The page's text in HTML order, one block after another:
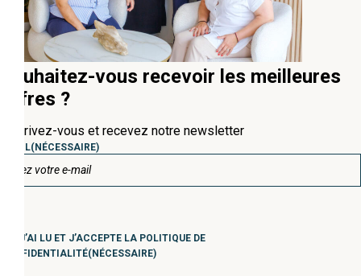
Souhaitez-vous recevoir les meilleures
offres ?
Inscrivez-vous et recevez notre newsletter
EMAIL(NÉCESSAIRE)
Consentimiento(Nécessaire)
J’AI LU ET J’ACCEPTE LA POLITIQUE DE
CONFIDENTIALITÉ(NÉCESSAIRE)